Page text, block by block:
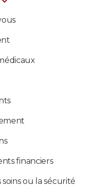
financiers
ou la sécurité